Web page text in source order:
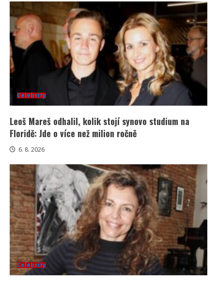
Celebrity
Leoš Mareš odhalil, kolik stojí synovo studium na
Floridě: Jde o více než milion ročně
6. 8. 2026
Celebrity